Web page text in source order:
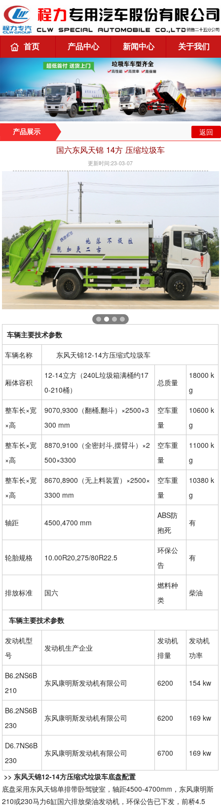
首页 产品中心 新闻中心 关于我们
产品展示 返回
国六东风天锦 14方 压缩垃圾车
更新时间:23-03-07
车辆主要技术参数
车辆名称 东风天锦12-14方压缩式垃圾车
厢体容积
12-14立方（240L垃圾箱满桶约17
0-210桶）
总质量
18000 k
g
整车长×宽
×高
9070,9300（翻桶,翻斗）×2500×3
300 mm
空车重
量
10600 k
g
整车长×宽
×高
8870,9100（全密封斗,摆臂斗）×2
500×3300
空车重
量
11000 k
g
整车长×宽
×高
8670,8900（无上料装置）×2500×
3300 mm
空车重
量
10380 k
g
轴距 4500,4700 mm
ABS防
抱死
有
轮胎规格 10.00R20,275/80R22.5
环保公
告
有
排放标准 国六
燃料种
类
柴油
车辆主要技术参数
发动机型
号
发动机生产企业
发动机
排量
发动机
功率
B6.2NS6B
210
东风康明斯发动机有限公司 6200 154 kw
B6.2NS6B
230
东风康明斯发动机有限公司 6200 169 kw
D6.7NS6B
230
东风康明斯发动机有限公司 6700 169 kw
>> 东风天锦12-14方压缩式垃圾车底盘配置
底盘采用东风天锦单排带卧驾驶室，轴距4500-4700mm，东风康明斯
210或230马力6缸国六排放柴油发动机，环保公告已下发，前桥4.5